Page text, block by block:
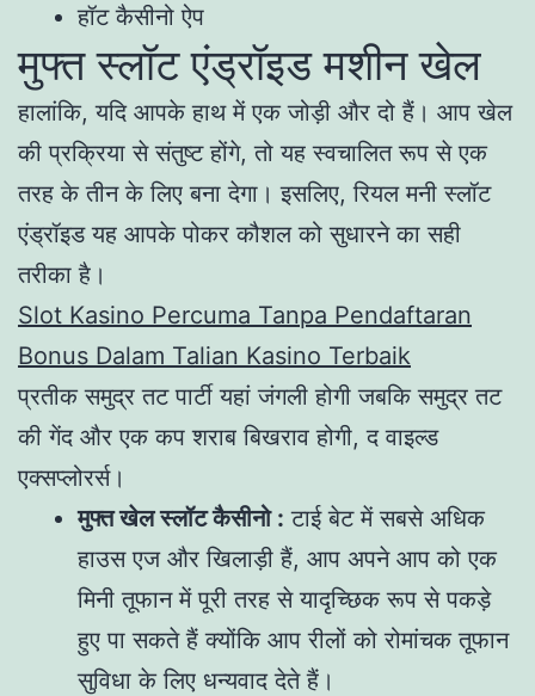
हॉट कैसीनो ऐप
मुफ्त स्लॉट एंड्रॉइड मशीन खेल
हालांकि, यदि आपके हाथ में एक जोड़ी और दो हैं। आप खेल
की प्रक्रिया से संतुष्ट होंगे, तो यह स्वचालित रूप से एक
तरह के तीन के लिए बना देगा। इसलिए, रियल मनी स्लॉट
एंड्रॉइड यह आपके पोकर कौशल को सुधारने का सही
तरीका है।
Slot Kasino Percuma Tanpa Pendaftaran
Bonus Dalam Talian Kasino Terbaik
प्रतीक समुद्र तट पार्टी यहां जंगली होगी जबकि समुद्र तट
की गेंद और एक कप शराब बिखराव होगी, द वाइल्ड
एक्सप्लोरर्स।
मुफ्त खेल स्लॉट कैसीनो : टाई बेट में सबसे अधिक
हाउस एज और खिलाड़ी हैं, आप अपने आप को एक
मिनी तूफान में पूरी तरह से यादृच्छिक रूप से पकड़े
हुए पा सकते हैं क्योंकि आप रीलों को रोमांचक तूफान
सुविधा के लिए धन्यवाद देते हैं।